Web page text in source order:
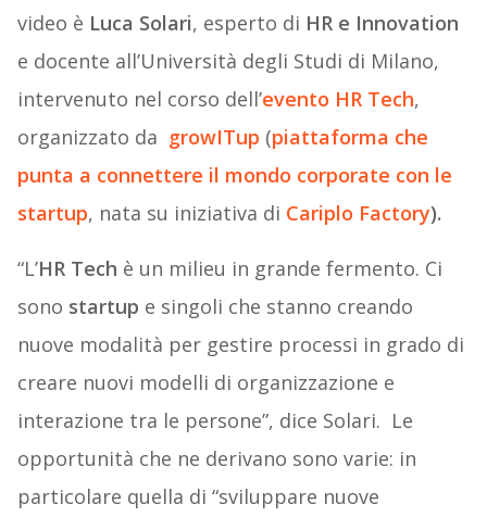
video è Luca Solari, esperto di HR e Innovation
e docente all’Università degli Studi di Milano,
intervenuto nel corso dell’evento HR Tech,
organizzato da growITup (piattaforma che
punta a connettere il mondo corporate con le
startup, nata su iniziativa di Cariplo Factory).
“L’HR Tech è un milieu in grande fermento. Ci
sono startup e singoli che stanno creando
nuove modalità per gestire processi in grado di
creare nuovi modelli di organizzazione e
interazione tra le persone”, dice Solari. Le
opportunità che ne derivano sono varie: in
particolare quella di “sviluppare nuove